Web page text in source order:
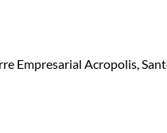
Empresarial Acropolis,